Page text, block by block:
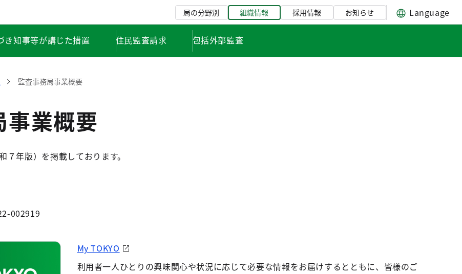
局の分野別 組織情報 採用情報 お知らせ Language
き知事等が講じた措置 住民監査請求 包括外部監査
監査事務局事業概要
事業概要
７年版）を掲載しております。
002919
My TOKYO
利用者一人ひとりの興味関心や状況に応じて必要な情報をお届けするとともに、皆様のご